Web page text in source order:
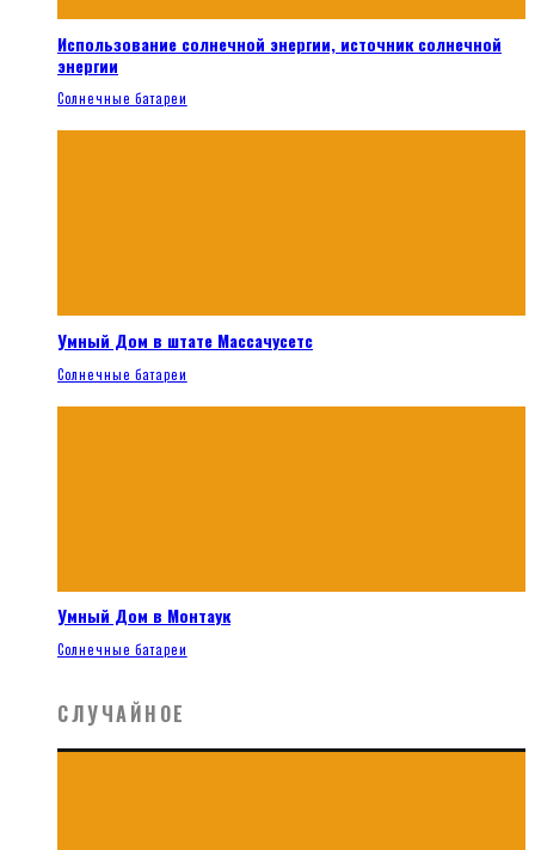
Использование солнечной энергии, источник солнечной
энергии
Солнечные батареи
Умный Дом в штате Массачусетс
Солнечные батареи
Умный Дом в Монтаук
Солнечные батареи
СЛУЧАЙНОЕ